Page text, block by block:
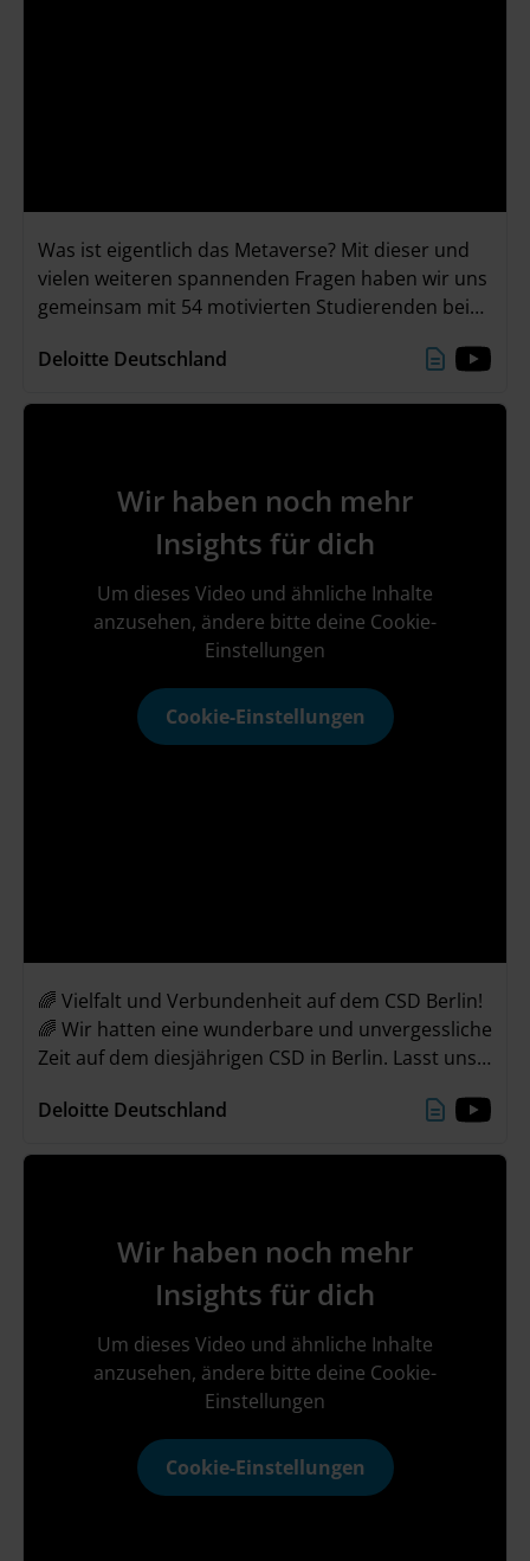
Was ist eigentlich das Metaverse? Mit dieser und
vielen weiteren spannenden Fragen haben wir uns
gemeinsam mit 54 motivierten Studierenden bei
Event mit Zukunftsperspektive“ am 22./23. Juni
unvergessliche Abendevent!
Deloitte Deutschland
Wir haben noch mehr
Insights für dich
Um dieses Video und ähnliche Inhalte
anzusehen, ändere bitte deine Cookie-
Einstellungen
Cookie-Einstellungen
🌈 Vielfalt und Verbundenheit auf dem CSD Berlin!
🌈 Wir hatten eine wunderbare und unvergessliche
Zeit auf dem diesjährigen CSD in Berlin. Lasst uns
unseren Alltag nehmen und weiterhin Vielfalt &
Deloitte Deutschland
Wir haben noch mehr
Insights für dich
Um dieses Video und ähnliche Inhalte
anzusehen, ändere bitte deine Cookie-
Einstellungen
Cookie-Einstellungen